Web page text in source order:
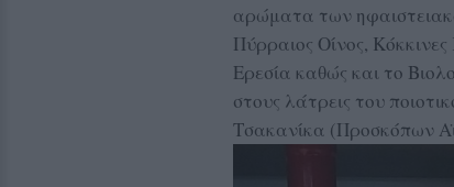
αρώματα των
Πύρραιος Οίνος,
Ερεσία καθώς και το
στους λάτρεις του
Τσακανίκα (Προσκόπων